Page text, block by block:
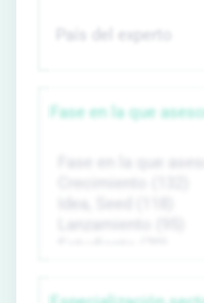
Fase en la que